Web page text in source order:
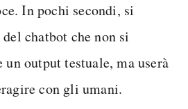
In pochi secondi, si
chatbot che non si
output testuale, ma userà
con gli umani.